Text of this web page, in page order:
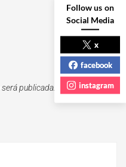
publicada.
Los campos
Follow us on
Social Media
x
facebook
instagram